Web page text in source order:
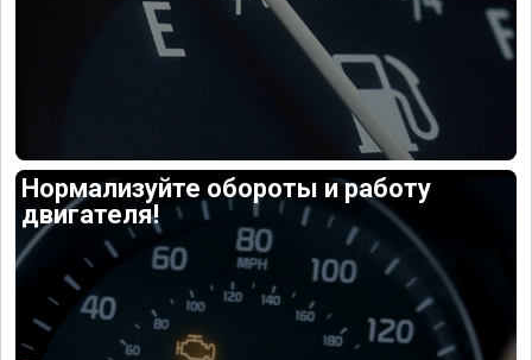
Нормализуйте обороты и работу
двигателя!